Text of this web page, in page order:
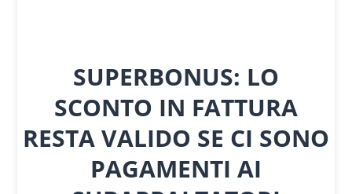
SUPERBONUS: LO
SCONTO IN FATTURA
RESTA VALIDO SE CI SONO
PAGAMENTI AI